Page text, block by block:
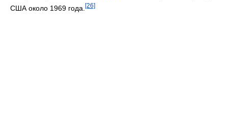
США около 1969 года. [26]